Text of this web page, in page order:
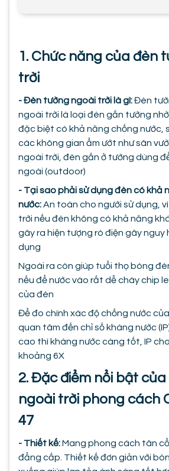
1. Chức năng của đèn
trời
- Đèn tường ngoài trời là gì:Đèn
ngoài trời là loại đèn gắn tường
đặc biệt có khả năng chống nước,
các không gian ẩm ướt như sân
ngoài trời, đèn gắn ở tường dùng
ngoài (outdoor)
- Tại sao phải sử dụng đèn có khả
nước:An toàn cho người sử dụng,
trời nếu đèn không có khả năng
gây ra hiện tượng rò điện gây nguy
dụng
Ngoài ra còn giúp tuổi thọ bóng
nếu để nước vào rất dễ cháy chip
của đèn
Để đo chính xác độ chống nước
quan tâm đến chỉ số kháng nước
cao thì kháng nước càng tốt, IP
khoảng 6X
2. Đặc điểm nổi bật
ngoài trời phong cách
47
- Thiết kế:Mang phong cách tân
đẳng cấp. Thiết kế đơn giản với